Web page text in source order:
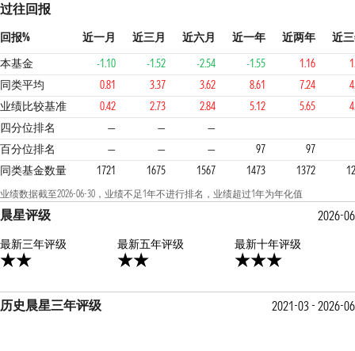
过往回报
回报% 近一月 近三月 近六月 近一年 近两年
近
本基金
-1.10 -1.52 -2.54 -1.55 1.16
同类平均
0.81 3.37 3.62 8.61 7.24
业绩比较基准
0.42 2.73 2.84 5.12 5.65
四分位排名
— — —
4 4 4
百分位排名 — — — 97
97
同类基金数量
1721 1675 1567 1473 1372
业绩数据截至2026-06-30，业绩不足1年不进行排名，业绩超过1年为年化值
晨星评级 2026-06
最新三年评级 最新五年评级 最新十年评级
历史晨星三年评级 2021-03 - 2026-06